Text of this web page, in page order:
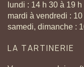
lundi : 14 h 30 à 19 h
mardi à vendredi :
samedi, dimanche :
LA TARTINERIE